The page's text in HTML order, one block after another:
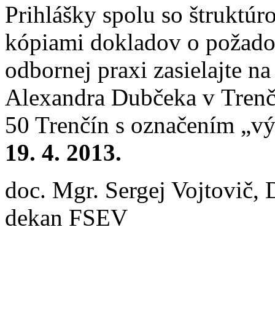
Prihlášky spolu so
kópiami dokladov o
odbornej praxi zasielajte
Alexandra Dubčeka v
50 Trenčín s označením
19. 4. 2013.
doc. Mgr. Sergej Vojtovič,
dekan FSEV